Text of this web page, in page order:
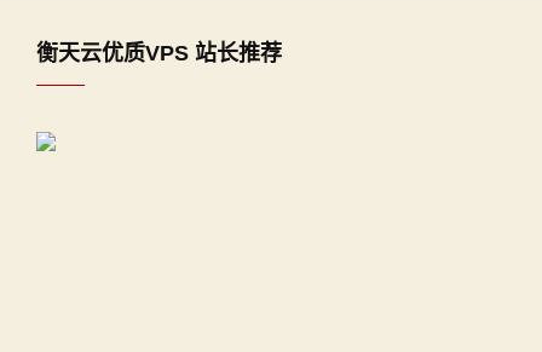
衡天云优质VPS 站长推荐